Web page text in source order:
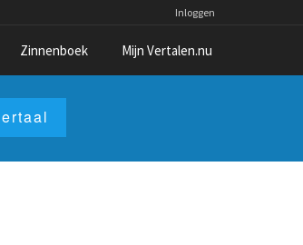
Inloggen
Zinnenboek Mijn Vertalen.nu